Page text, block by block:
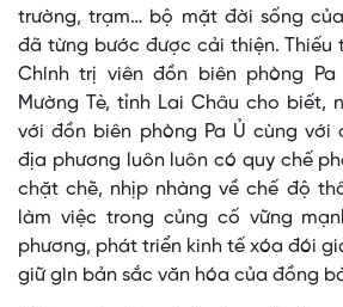
trường, trạm… bộ mặt đời sống
đã từng bước được cải thiện. Thiếu
Chính trị viên đồn biên phòng Pa
Mường Tè, tỉnh Lai Châu cho biết,
với đồn biên phòng Pa Ủ cùng với
địa phương luôn luôn có quy chế
chặt chẽ, nhịp nhàng về chế độ
làm việc trong củng cố vững
phương, phát triển kinh tế xóa đói
giữ gìn bản sắc văn hóa của đồng